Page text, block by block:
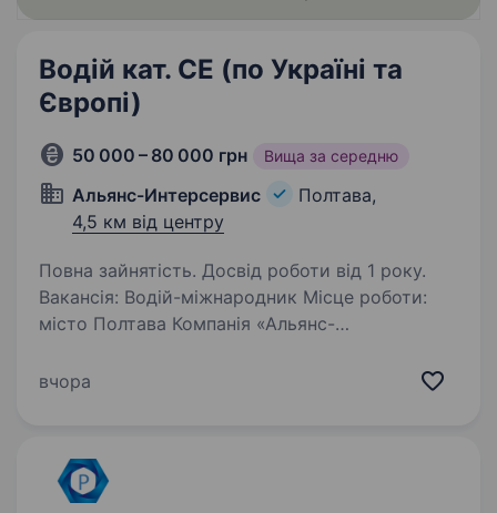
Водій кат. СЕ (по Україні та
Європі)
50 000 – 80 000 грн Вища за середню
Альянс-Интерсервис
Полтава,
4,5 км від центру
Повна зайнятість. Досвід роботи від 1 року.
Вакансія: Водій-міжнародник Місце роботи:
місто Полтава Компанія «Альянс-
оптової торгівлі. Ми спеціалізуємося
вчора